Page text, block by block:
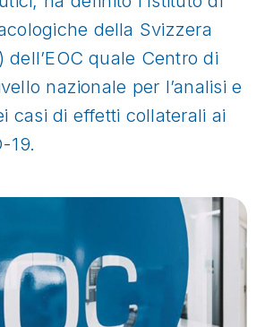
della Svizzera
dell’EOC quale Centro di
nazionale per l’analisi e
casi di effetti collaterali ai
19.